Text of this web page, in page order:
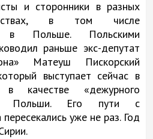
и сторонники в разных
в том числе
в Польше. Польскими
раньше экс-депутат
Матеуш Пискорский
выступает сейчас в
качестве «дежурного
Польши. Его пути с
уже не раз. Год